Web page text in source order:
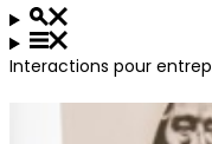
Interactions pour